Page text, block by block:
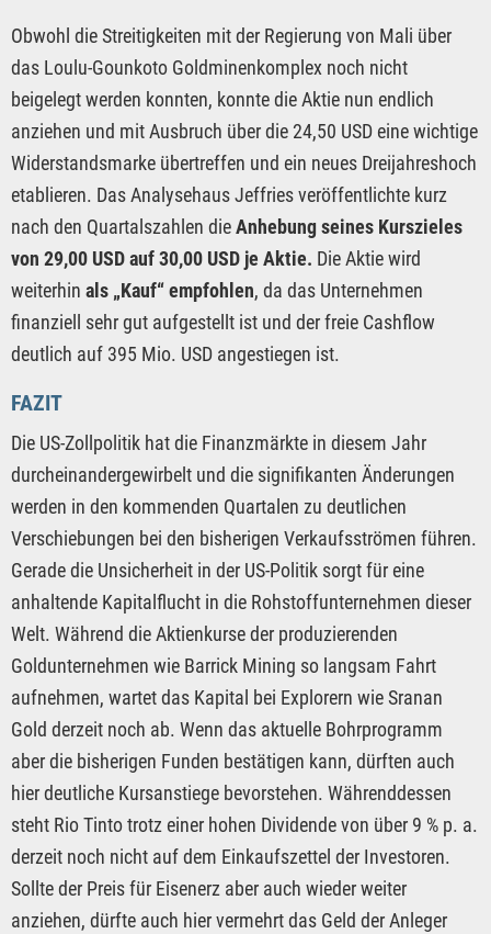
Obwohl die Streitigkeiten mit der Regierung von Mali über
das Loulu-Gounkoto Goldminenkomplex noch nicht
beigelegt werden konnten, konnte die Aktie nun endlich
anziehen und mit Ausbruch über die 24,50 USD eine wichtige
Widerstandsmarke übertreffen und ein neues Dreijahreshoch
etablieren. Das Analysehaus Jeffries veröffentlichte kurz
nach den Quartalszahlen dieAnhebung seines Kurszieles
von 29,00 USD auf 30,00 USD je Aktie. Die Aktie wird
weiterhin als „Kauf“ empfohlen, da das Unternehmen
finanziell sehr gut aufgestellt ist und der freie Cashflow
deutlich auf 395 Mio. USD angestiegen ist.
FAZIT
Die US-Zollpolitik hat die Finanzmärkte in diesem Jahr
durcheinandergewirbelt und die signifikanten Änderungen
werden in den kommenden Quartalen zu deutlichen
Verschiebungen bei den bisherigen Verkaufsströmen führen.
Gerade die Unsicherheit in der US-Politik sorgt für eine
anhaltende Kapitalflucht in die Rohstoffunternehmen dieser
Welt. Während die Aktienkurse der produzierenden
Goldunternehmen wie Barrick Mining so langsam Fahrt
aufnehmen, wartet das Kapital bei Explorern wie Sranan
Gold derzeit noch ab. Wenn das aktuelle Bohrprogramm
aber die bisherigen Funden bestätigen kann, dürften auch
hier deutliche Kursanstiege bevorstehen. Währenddessen
steht Rio Tinto trotz einer hohen Dividende von über 9 % p. a.
derzeit noch nicht auf dem Einkaufszettel der Investoren.
Sollte der Preis für Eisenerz aber auch wieder weiter
anziehen, dürfte auch hier vermehrt das Geld der Anleger